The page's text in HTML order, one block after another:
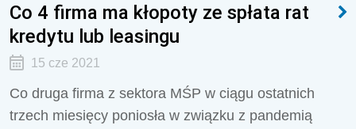
Co 4 firma ma kłopoty ze spłata rat
kredytu lub leasingu
15 cze 2021
Co druga firma z sektora MŚP w ciągu ostatnich
trzech miesięcy poniosła w związku z pandemią